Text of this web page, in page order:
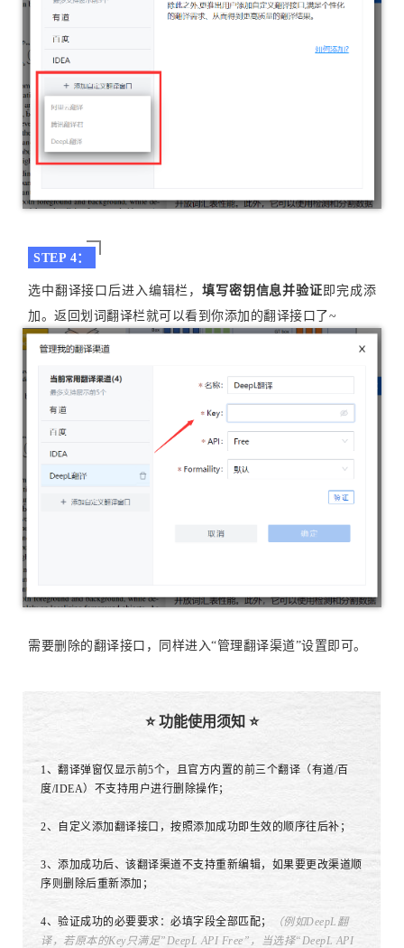
STEP 4：
选中翻译接口后进入编辑栏，填写密钥信息并验证 即完成添
加。返回划词翻译栏就可以看到你添加的翻译接口了~
需要删除的翻译接口，同样进入“管理翻译渠道”设置即可。
⭐ 功能使用须知 ⭐
1、翻译弹窗仅显示前5个，且官方内置的前三个翻译（有道/百
度/IDEA）不支持用户进行删除操作；
2、自定义添加翻译接口，按照添加成功即生效的顺序往后补；
3、添加成功后、该翻译渠道不支持重新编辑，如果要更改渠道顺
序则删除后重新添加；
4、验证成功的必要要求：必填字段全部匹配；
（例如DeepL翻
译，若原本的Key只满足”DeepL API Free”，当选择“DeepL API